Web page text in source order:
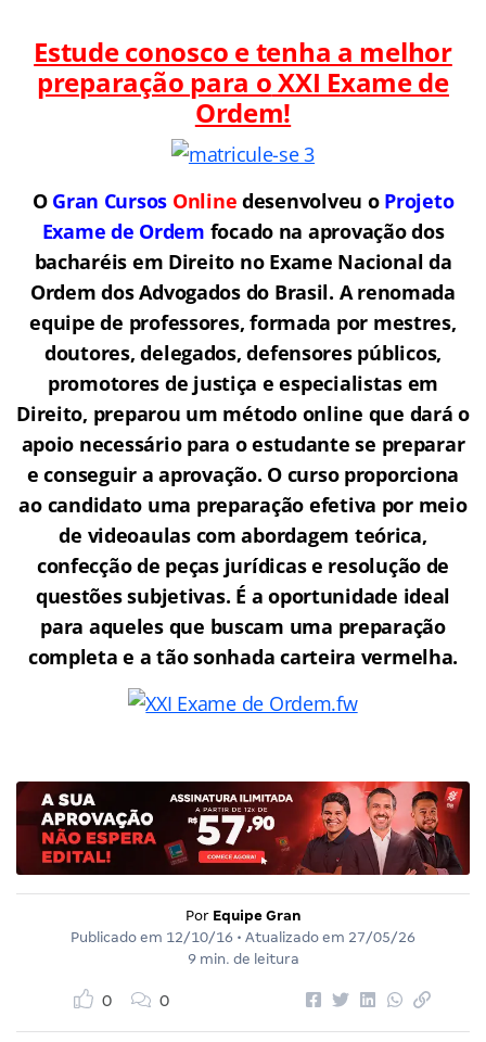
Estude conosco e tenha a melhor
preparação para oXXI Exame de
Ordem!
O Gran Cursos Online desenvolveu o Projeto
Exame de Ordem focado na aprovação dos
bacharéis em Direito no Exame Nacional da
Ordem dos Advogados do Brasil. A renomada
equipe de professores, formada por mestres,
doutores, delegados, defensores públicos,
promotores de justiça e especialistas em
Direito, preparou um método online que dará o
apoio necessário para o estudante se preparar
e conseguir a aprovação. O curso proporciona
ao candidato uma preparação efetiva por meio
de videoaulas com abordagem teórica,
confecção de peças jurídicas e resolução de
questões subjetivas. É a oportunidade ideal
para aqueles que buscam uma preparação
completa e a tão sonhada carteira vermelha.
Por Equipe Gran
Publicado em 12/10/16 • Atualizado em 27/05/26
9 min. de leitura
0 0